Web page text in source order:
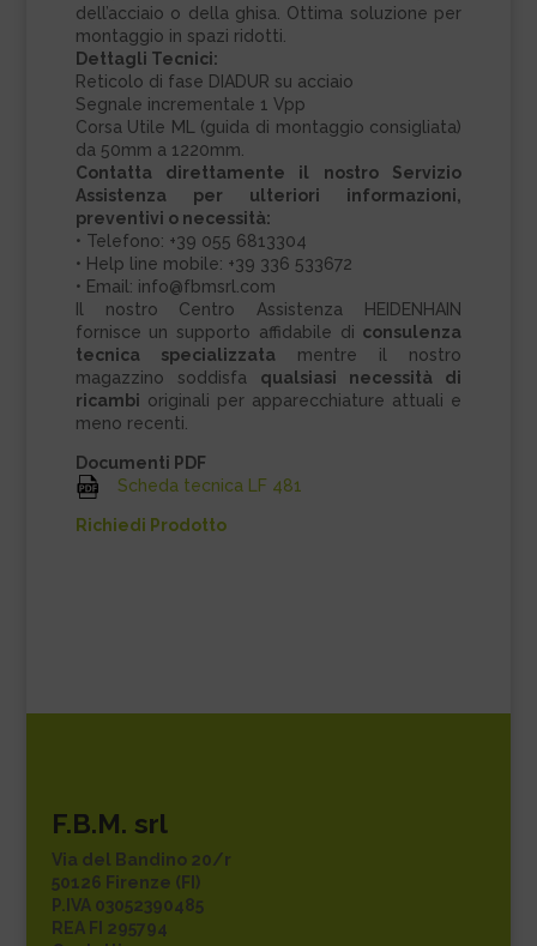
dell’acciaio o della ghisa. Ottima soluzione per
montaggio in spazi ridotti.
Dettagli Tecnici:
Reticolo di fase DIADUR su acciaio
Segnale incrementale 1 Vpp
Corsa Utile ML (guida di montaggio consigliata)
da 50mm a 1220mm.
Contatta direttamente il nostro Servizio
Assistenza per ulteriori informazioni,
preventivi o necessità:
• Telefono: +39 055 6813304
• Help line mobile: +39 336 533672
• Email: info@fbmsrl.com
Il nostro Centro Assistenza HEIDENHAIN
fornisce un supporto affidabile di consulenza
tecnica specializzata mentre il nostro
magazzino soddisfa qualsiasi necessità di
ricambi originali per apparecchiature attuali e
meno recenti.
Documenti PDF
Scheda tecnica LF 481
Richiedi Prodotto
F.B.M. srl
Via del Bandino 20/r
50126 Firenze (FI)
P.IVA 03052390485
REA FI 295794